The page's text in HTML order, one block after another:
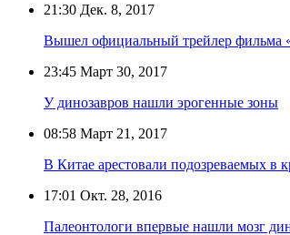
21:30 Дек. 8, 2017
Вышел официальный трейлер фильма
23:45 Март 30, 2017
У динозавров нашли эрогенные зоны
08:58 Март 21, 2017
В Китае арестовали подозреваемых в
17:01 Окт. 28, 2016
Палеонтологи впервые нашли мозг